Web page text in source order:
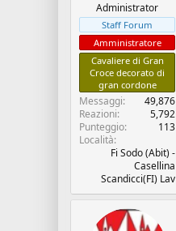
Administrator
Staff Forum
Amministratore
Cavaliere di Gran
Croce decorato di
gran cordone
Messaggi
49,876
Reazioni
5,792
Punteggio
113
Località
Fi Sodo (Abit) -
Casellina
Scandicci(FI) Lav